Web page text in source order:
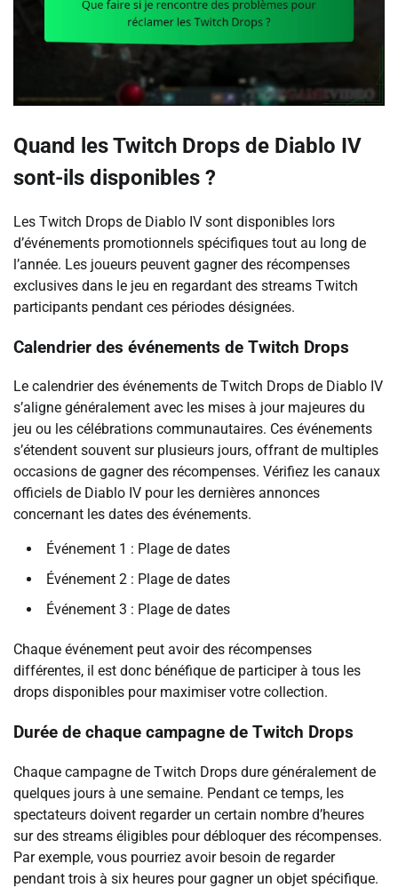
Quand les Twitch Drops de Diablo IV
sont-ils disponibles ?
Les Twitch Drops de Diablo IV sont disponibles lors
d’événements promotionnels spécifiques tout au long de
l’année. Les joueurs peuvent gagner des récompenses
exclusives dans le jeu en regardant des streams Twitch
participants pendant ces périodes désignées.
Calendrier des événements de Twitch Drops
Le calendrier des événements de Twitch Drops de Diablo IV
s’aligne généralement avec les mises à jour majeures du
jeu ou les célébrations communautaires. Ces événements
s’étendent souvent sur plusieurs jours, offrant de multiples
occasions de gagner des récompenses. Vérifiez les canaux
officiels de Diablo IV pour les dernières annonces
concernant les dates des événements.
Événement 1 : Plage de dates
Événement 2 : Plage de dates
Événement 3 : Plage de dates
Chaque événement peut avoir des récompenses
différentes, il est donc bénéfique de participer à tous les
drops disponibles pour maximiser votre collection.
Durée de chaque campagne de Twitch Drops
Chaque campagne de Twitch Drops dure généralement de
quelques jours à une semaine. Pendant ce temps, les
spectateurs doivent regarder un certain nombre d’heures
sur des streams éligibles pour débloquer des récompenses.
Par exemple, vous pourriez avoir besoin de regarder
pendant trois à six heures pour gagner un objet spécifique.